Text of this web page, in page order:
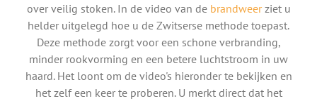
over veilig stoken. In de video van de brandweerziet u
helder uitgelegd hoe u de Zwitserse methode toepast.
Deze methode zorgt voor een schone verbranding,
minder rookvorming en een betere luchtstroom in uw
haard. Het loont om de video's hieronder te bekijken en
het zelf een keer te proberen. U merkt direct dat het